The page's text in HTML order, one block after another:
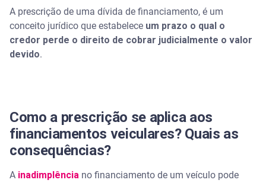
A prescrição de uma dívida de financiamento, é um
conceito jurídico que estabelece um prazo o qual o
credor perde o direito de cobrar judicialmente o valor
devido.
Como a prescrição se aplica aos
financiamentos veiculares? Quais as
consequências?
A inadimplência no financiamento de um veículo pode